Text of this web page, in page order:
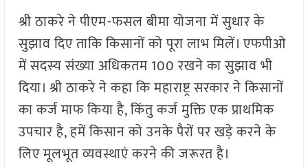
श्री ठाकरे ने पीएम-फसल बीमा योजना में सुधार के
सुझाव दिए ताकि किसानों को पूरा लाभ मिलें। एफपीओ
में सदस्य संख्या अधिकतम 100 रखने का सुझाव भी
दिया। श्री ठाकरे ने कहा कि महाराष्ट्र सरकार ने किसानों
का कर्ज माफ किया है, किंतु कर्ज मुक्ति एक प्राथमिक
उपचार है, हमें किसान को उनके पैरों पर खड़े करने के
लिए मूलभूत व्यवस्थाएं करने की जरूरत है।